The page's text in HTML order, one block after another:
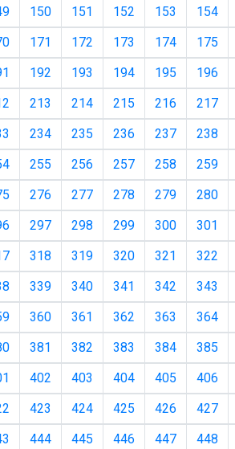
150 151 152 153 154
171 172 173 174 175
192 193 194 195 196
213 214 215 216 217
234 235 236 237 238
255 256 257 258 259
276 277 278 279 280
297 298 299 300 301
318 319 320 321 322
339 340 341 342 343
360 361 362 363 364
381 382 383 384 385
402 403 404 405 406
423 424 425 426 427
444 445 446 447 448